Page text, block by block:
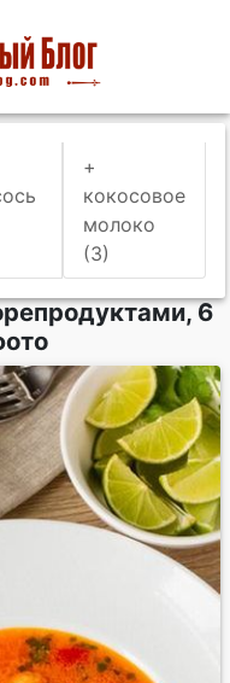
+
кокосовое
молоко
(3)
6